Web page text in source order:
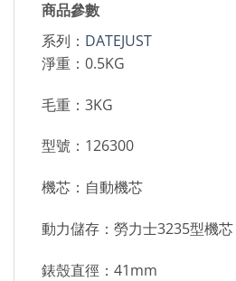
商品參數
系列： DATEJUST
淨重：0.5KG
毛重：3KG
型號：126300
機芯：自動機芯
動力儲存：勞力士3235型機
錶殼直徑：41mm